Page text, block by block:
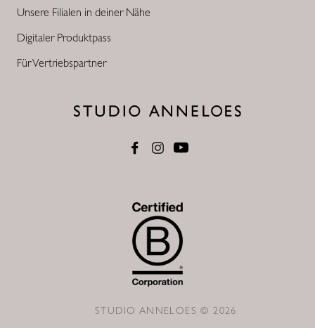
Unsere Filialen in deiner Nähe
Digitaler Produktpass
Für Vertriebspartner
STUDIO ANNELOES © 2026